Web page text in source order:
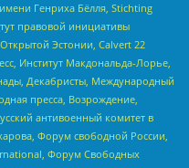
Генриха Бёлля, Stichting
правовой инициативы
Эстонии, Calvert 22
Институт Макдональда-Лорье,
Декабристы, Международный
пресса, Возрождение,
антивоенный комитет в
Форум свободной России,
Форум Свободных